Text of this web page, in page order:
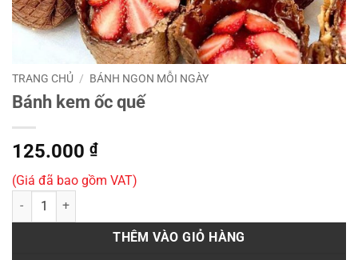
TRANG CHỦ / BÁNH NGON MỖI NGÀY
Bánh kem ốc quế
125.000 ₫
(Giá đã bao gồm VAT)
Bánh kem ốc quế số lượng
THÊM VÀO GIỎ HÀNG